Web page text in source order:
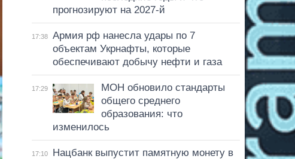
прогнозируют на 2027-й
17:38
Армия рф нанесла удары по 7
объектам Укрнафты, которые
обеспечивают добычу нефти и газа
17:29
МОН обновило стандарты
общего среднего
образования: что
изменилось
17:10
Нацбанк выпустит памятную монету в